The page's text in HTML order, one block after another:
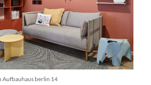
Aufbauhaus berlin 14